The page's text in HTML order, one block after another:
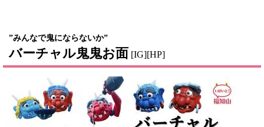
”みんなで鬼にならないか”
バーチャル鬼鬼お面 [IG][HP]